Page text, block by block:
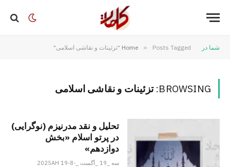
شما در Home » Posts Tagged "تزئینات و نقاشی اسلامی"
BROWSING: تزئینات و نقاشی اسلامی
تحلیل و نقد مدرنیزم (نوگرایی)
در پرتو اسلام «بخش
دوازدهم»
سه _19 _آگست _2025AH 19-8-